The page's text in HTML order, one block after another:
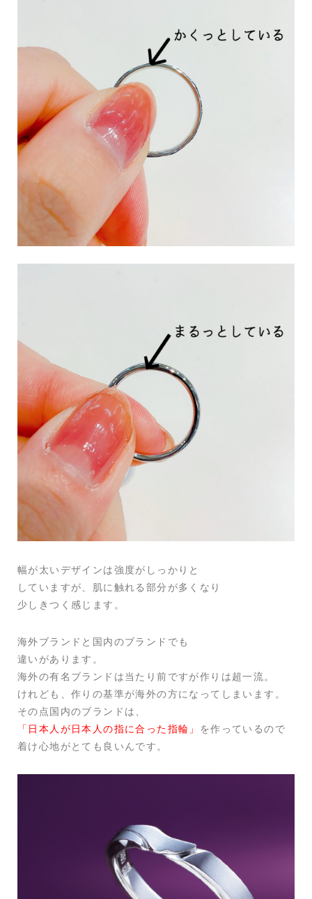
幅が太いデザインは強度がしっかりと
していますが、肌に触れる部分が多くなり
少しきつく感じます。
海外ブランドと国内のブランドでも
違いがあります。
海外の有名ブランドは当たり前ですが作りは超一流。
けれども、作りの基準が海外の方になってしまいます。
その点国内のブランドは、
「日本人が日本人の指に合った指輪」 を作っているので
着け心地がとても良いんです。